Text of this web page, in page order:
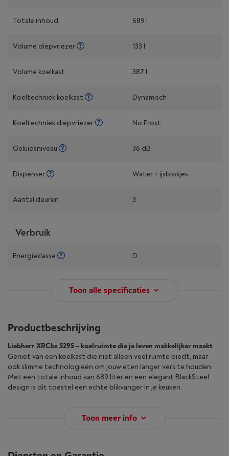
Totale inhoud 689 l
Volume diepvriezer 133 l
Volume koelkast 387 l
Koeltechniek koelkast Dynamisch
Koeltechniek diepvriezer No Frost
Geluidsniveau 36 dB
Dispenser Water + ijsblokjes
Aantal deuren 3
Verbruik
Energieklasse D
Toon alle specificaties
Productbeschrijving
Liebherr XRCbs 5295 – koelruimte die je leven makkelijker maakt
Geniet van een koelkast die niet alleen veel ruimte biedt, maar
ook slimme technologieën om jouw eten langer vers te houden.
Met een totale inhoud van 689 liter en een elegant BlackSteel
design is dit toestel een echte blikvanger in je keuken.
Toon meer info